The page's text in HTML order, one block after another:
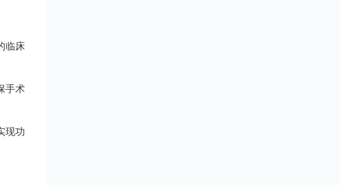
临床
手术
现功